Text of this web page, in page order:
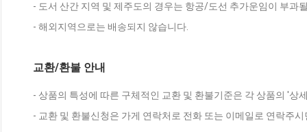
- 도서 산간 지역 및 제주도의 경우는 항공/도선 추가운임이 부과
- 해외지역으로는 배송되지 않습니다.
교환/환불 안내
- 상품의 특성에 따른 구체적인 교환 및 환불기준은 각 상품의 '상
- 교환 및 환불신청은 가게 연락처로 전화 또는 이메일로 연락주